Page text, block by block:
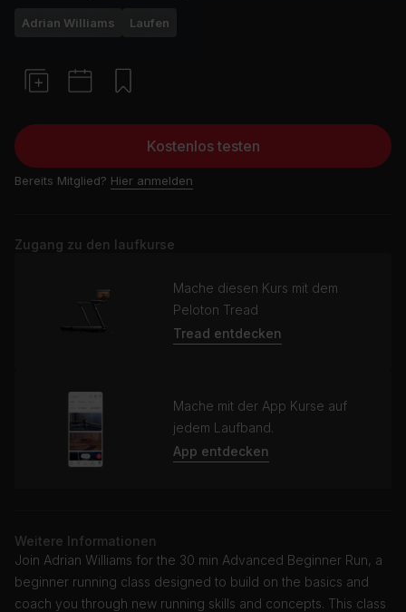
Adrian Williams Laufen
Kostenlos testen
Bereits Mitglied? Hier anmelden
Zugang zu den laufkurse
Mache diesen Kurs mit dem
Peloton Tread
Tread entdecken
Mache mit der App Kurse auf
jedem Laufband.
App entdecken
Weitere Informationen
Join Adrian Williams for the 30 min Advanced Beginner Run, a
beginner running class designed to build on the basics and
coach you through new running skills and concepts. This class